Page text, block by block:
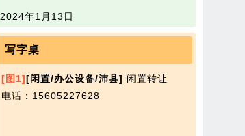
2024年1月13日
写字桌
[图1][闲置/办公设备/沛县] 闲置转让​‌‌
电话：15605227628